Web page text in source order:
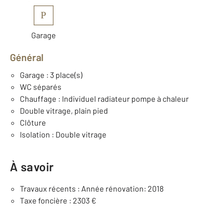
P
Garage
Général
Garage : 3 place(s)
WC séparés
Chauffage : Individuel radiateur pompe à chaleur
Double vitrage, plain pied
Clôture
Isolation : Double vitrage
À savoir
Travaux récents : Année rénovation: 2018
Taxe foncière : 2303 €